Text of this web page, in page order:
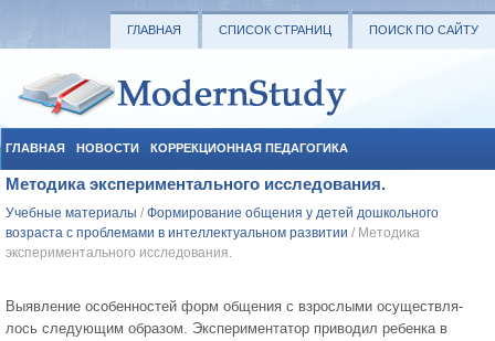
ГЛАВНАЯ СПИСОК СТРАНИЦ ПОИСК ПО САЙТУ
ГЛАВНАЯ НОВОСТИ КОРРЕКЦИОННАЯ ПЕДАГОГИКА
СОЦИАЛЬНАЯ ПЕДАГОГИКА УЧЕБНЫЕ МАТЕРИАЛЫ
Методика экспериментального исследования.
Учебные материалы / Формирование общения у детей дошкольного
возраста с проблемами в интеллектуальном развитии / Методика
экспериментального исследования.
Выявление особенностей форм общения с взрослыми осуществля­
лось следующим образом. Экспериментатор приводил ребенка в